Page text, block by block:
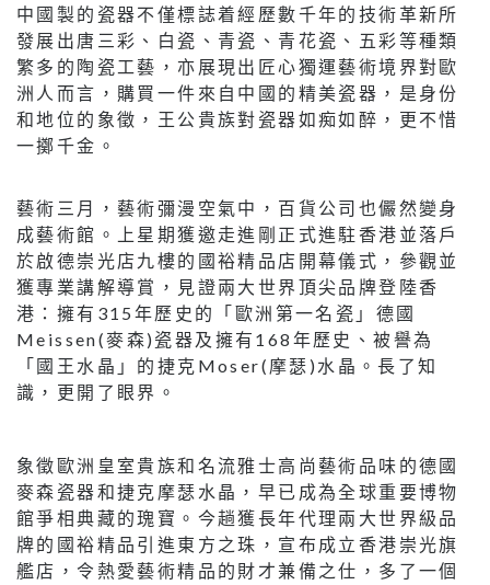
中國製的瓷器不僅標誌着經歷數千年的技術革新所
發展出唐三彩、白瓷、青瓷、青花瓷、五彩等種類
繁多的陶瓷工藝，亦展現出匠心獨運藝術境界對歐
洲人而言，購買一件來自中國的精美瓷器，是身份
和地位的象徵，王公貴族對瓷器如痴如醉，更不惜
一擲千金。
藝術三月，藝術彌漫空氣中，百貨公司也儼然變身
成藝術館。上星期獲邀走進剛正式進駐香港並落戶
於啟德崇光店九樓的國裕精品店開幕儀式，參觀並
獲專業講解導賞，見證兩大世界頂尖品牌登陸香
港：擁有315年歷史的「歐洲第一名瓷」德國
Meissen(麥森)瓷器及擁有168年歷史、被譽為
「國王水晶」的捷克Moser(摩瑟)水晶。長了知
識，更開了眼界。
象徵歐洲皇室貴族和名流雅士高尚藝術品味的德國
麥森瓷器和捷克摩瑟水晶，早已成為全球重要博物
館爭相典藏的瑰寶。今趟獲長年代理兩大世界級品
牌的國裕精品引進東方之珠，宣布成立香港崇光旗
艦店，令熱愛藝術精品的財才兼備之仕，多了一個